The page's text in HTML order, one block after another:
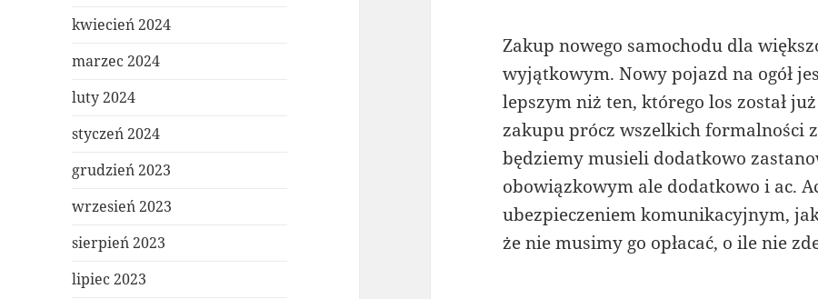
kwiecień 2024
marzec 2024
luty 2024
styczeń 2024
grudzień 2023
wrzesień 2023
sierpień 2023
lipiec 2023
Zakup nowego samochodu dla
wyjątkowym. Nowy pojazd na ogół
lepszym niż ten, którego los został
zakupu prócz wszelkich formalności
będziemy musieli dodatkowo
obowiązkowym ale dodatkowo i ac.
ubezpieczeniem komunikacyjnym,
że nie musimy go opłacać, o ile nie